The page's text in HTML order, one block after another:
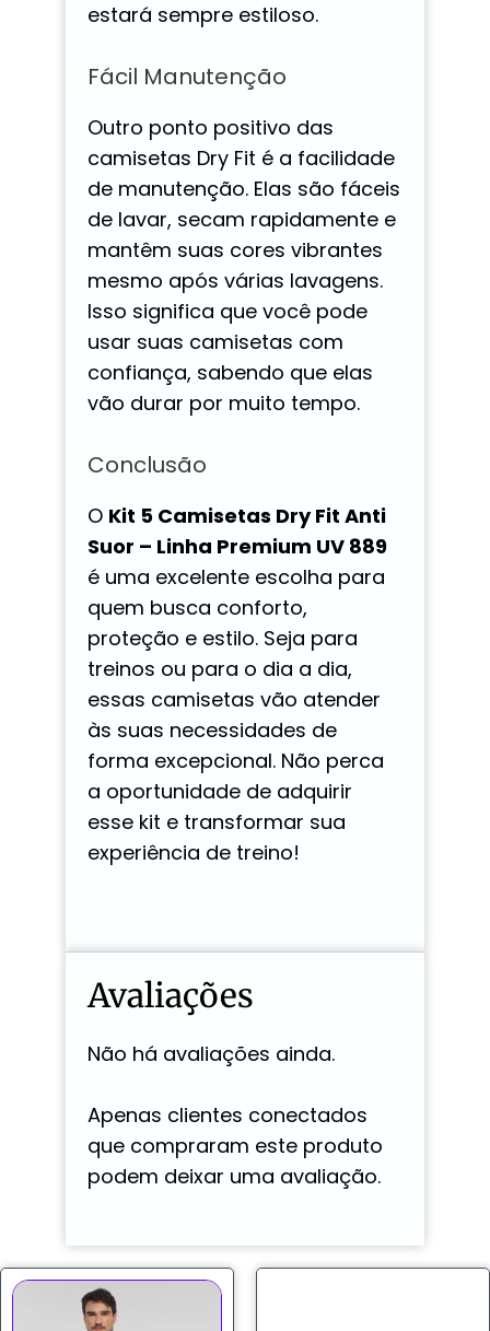
estará sempre estiloso.
Fácil Manutenção
Outro ponto positivo das
camisetas Dry Fit é a facilidade
de manutenção. Elas são fáceis
de lavar, secam rapidamente e
mantêm suas cores vibrantes
mesmo após várias lavagens.
Isso significa que você pode
usar suas camisetas com
confiança, sabendo que elas
vão durar por muito tempo.
Conclusão
O Kit 5 Camisetas Dry Fit Anti
Suor – Linha Premium UV 889
é uma excelente escolha para
quem busca conforto,
proteção e estilo. Seja para
treinos ou para o dia a dia,
essas camisetas vão atender
às suas necessidades de
forma excepcional. Não perca
a oportunidade de adquirir
esse kit e transformar sua
experiência de treino!
Avaliações
Não há avaliações ainda.
Apenas clientes conectados
que compraram este produto
podem deixar uma avaliação.